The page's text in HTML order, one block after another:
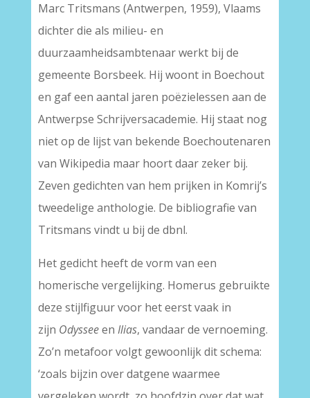
Marc Tritsmans (Antwerpen, 1959), Vlaams
dichter die als milieu- en
duurzaamheidsambtenaar werkt bij de
gemeente Borsbeek. Hij woont in Boechout
en gaf een aantal jaren poëzielessen aan de
Antwerpse Schrijversacademie. Hij staat nog
niet op de lijst van bekende Boechoutenaren
van Wikipedia maar hoort daar zeker bij.
Zeven gedichten van hem prijken in Komrij’s
tweedelige anthologie. De bibliografie van
Tritsmans vindt u bij de dbnl.
Het gedicht heeft de vorm van een
homerische vergelijking. Homerus gebruikte
deze stijlfiguur voor het eerst vaak in
zijn Odysseeen Ilias, vandaar de vernoeming.
Zo’n metafoor volgt gewoonlijk dit schema:
‘zoals bijzin over datgene waarmee